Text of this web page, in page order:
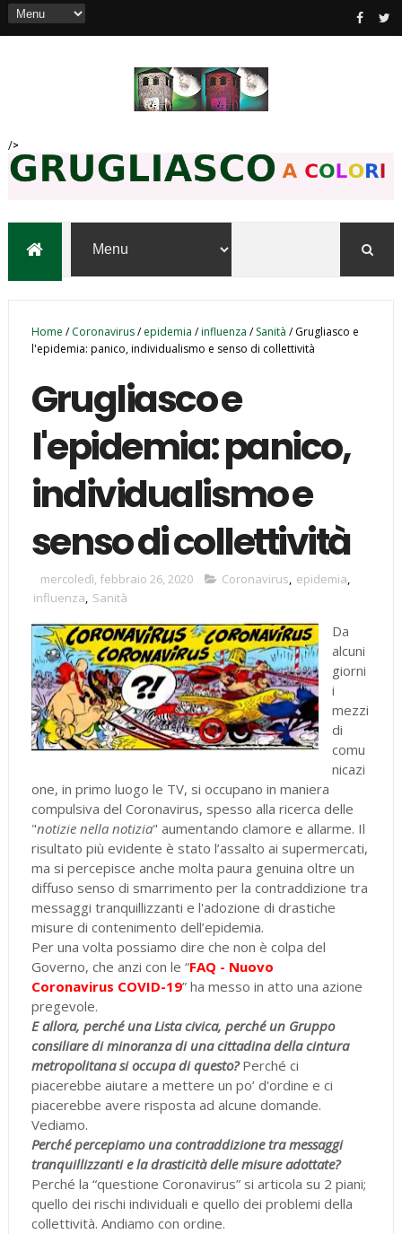
/>
Home / Coronavirus/ epidemia /influenza / Sanità / Grugliasco e
l'epidemia: panico, individualismo e senso di collettività
Grugliasco e
l'epidemia: panico,
individualismo e
senso di collettività
mercoledì, febbraio 26, 2020 Coronavirus, epidemia,
influenza, Sanità
Da
alcuni
giorni
i
mezzi
di
comu
nicazi
one, in primo luogo le TV, si occupano in maniera
compulsiva del Coronavirus, spesso alla ricerca delle
"notizie nella notizia" aumentando clamore e allarme. Il
risultato più evidente è stato l’assalto ai supermercati,
ma si percepisce anche molta paura genuina oltre un
diffuso senso di smarrimento per la contraddizione tra
messaggi tranquillizzanti e l'adozione di drastiche
misure di contenimento dell’epidemia.
Per una volta possiamo dire che non è colpa del
Governo, che anzi con le “FAQ - Nuovo
Coronavirus COVID-19” ha messo in atto una azione
pregevole.
E allora, perché una Lista civica, perché un Gruppo
consiliare di minoranza di una cittadina della cintura
metropolitana si occupa di questo?Perché ci
piacerebbe aiutare a mettere un po’ d'ordine e ci
piacerebbe avere risposta ad alcune domande.
Vediamo.
Perché percepiamo una contraddizione tra messaggi
tranquillizzanti e la drasticità delle misure adottate?
Perché la “questione Coronavirus” si articola su 2 piani;
quello dei rischi individuali e quello dei problemi della
collettività. Andiamo con ordine.